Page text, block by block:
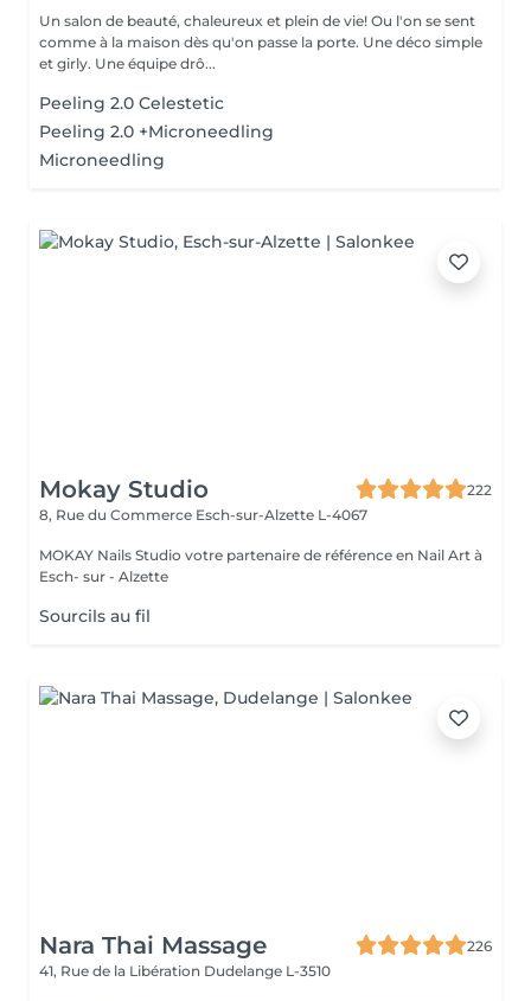
Un salon de beauté, chaleureux et plein de vie! Ou l'on se sent
comme à la maison dès qu'on passe la porte. Une déco simple
et girly. Une équipe drô...
Peeling 2.0 Celestetic
Peeling 2.0 +Microneedling
Microneedling
Mokay Studio
222
8, Rue du Commerce Esch-sur-Alzette L-4067
MOKAY Nails Studio votre partenaire de référence en Nail Art à
Esch- sur - Alzette
Sourcils au fil
Nara Thai Massage
226
41, Rue de la Libération Dudelange L-3510